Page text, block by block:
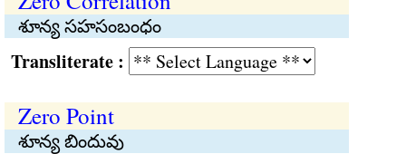
శూన్య సహసంబంధం
:
Zero Point
శూన్య బిందువు